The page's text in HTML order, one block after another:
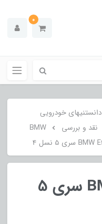
0
دانستنیهای خودرویی
نقد و بررسی
BMW
بررسی BMW E39 سری 5